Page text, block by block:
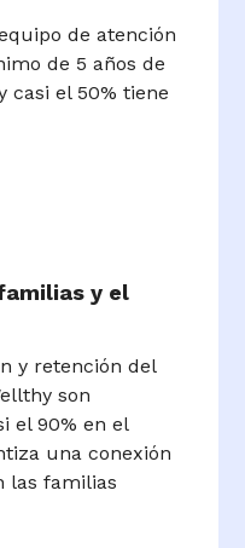
de atención
de 5 años de
casi el 50% tiene
y el
y retención del
son
el 90% en el
una conexión
las familias